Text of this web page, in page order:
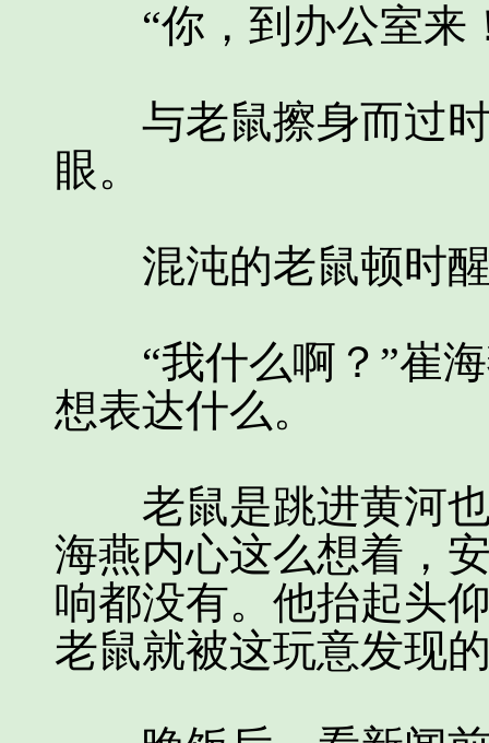
“你，到办公室来
与老鼠擦身而过时
眼。
混沌的老鼠顿时醒
“我什么啊？”崔海
想表达什么。
老鼠是跳进黄河也
海燕内心这么想着，
响都没有。他抬起头
老鼠就被这玩意发现